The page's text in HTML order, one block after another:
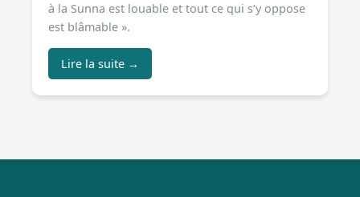
à la Sunna est louable et tout ce qui s’y oppose
est blâmable ».
Lire la suite →